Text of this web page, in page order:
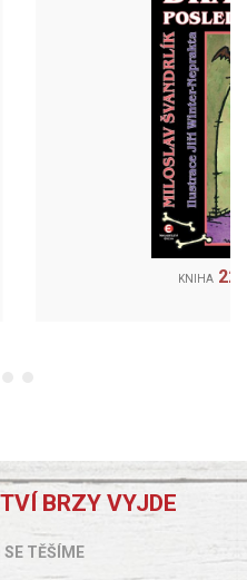
BRZY VYJDE
SE TĚŠÍME